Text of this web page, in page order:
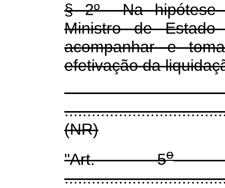
§ 2ºNa hipótese
Ministro de
acompanhar e
efetivação da
(NR)
"Art. 5o